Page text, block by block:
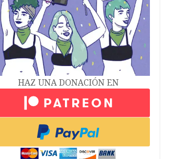
HAZ UNA DONACIÓN EN